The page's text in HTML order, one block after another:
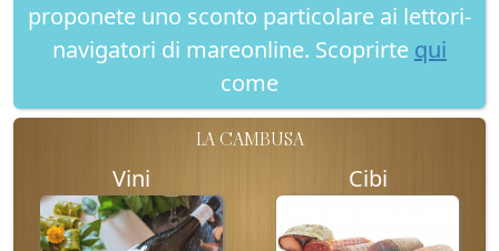
proponete uno sconto particolare ai lettori-
navigatori di mareonline. Scoprirte qui
come
LA CAMBUSA
Vini Cibi